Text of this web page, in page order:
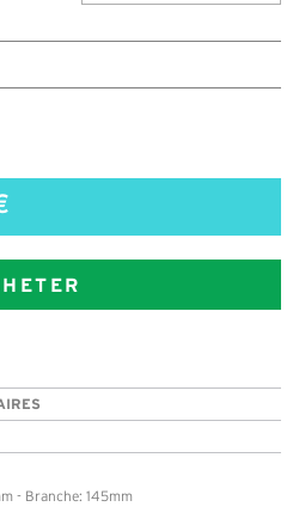
- Branche: 145mm